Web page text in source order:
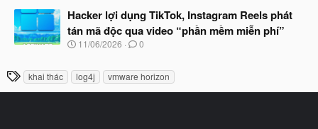
đ
ầ
u
à
b
ắ
đ
ầ
u
Hacker lợi dụng TikTok, Instagram Reels phát
tán mã độc qua video “phần mềm miễn phí”
N
y
11/06/2026 0
T
h
khai thác log4j vmware horizon